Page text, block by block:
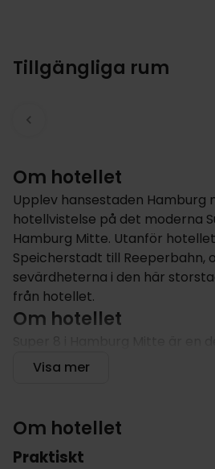
Tillgängliga rum
Om hotellet
Upplev hansestaden Hamburg
hotellvistelse på det moderna
Hamburg Mitte. Utanför
Speicherstadt till Reeperbahn,
sevärdheterna i den här
från hotellet.
Om hotellet
internationella hotellkedjan
inredda rum som kombinerar
bekvämlighet på bästa sätt.
SuperStart-buffé i
Visa mer
Om hotellet
Praktiskt